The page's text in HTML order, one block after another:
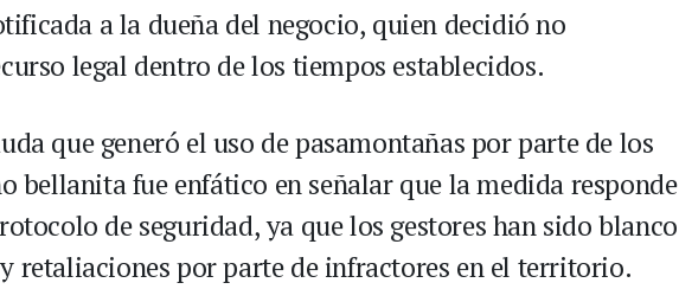
a la dueña del negocio, quien decidió no
legal dentro de los tiempos establecidos.
que generó el uso de pasamontañas por parte de los
bellanita fue enfático en señalar que la medida responde
de seguridad, ya que los gestores han sido blanco
y retaliaciones por parte de infractores en el territorio.